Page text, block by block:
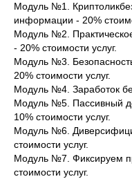
Модуль №1.
информации - 20%
Модуль №2.
- 20% стоимости услуг.
Модуль №3.
20% стоимости услуг.
Модуль №4. Заработок
Модуль №5. Пассивный
10% стоимости услуг.
Модуль №6.
стоимости услуг.
Модуль №7. Фиксируем
стоимости услуг.